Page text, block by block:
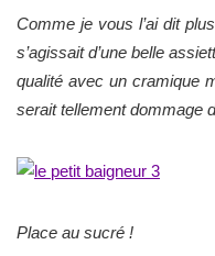
Comme je vous l’ai dit
s’agissait d’une belle
qualité avec un cramique
serait tellement dommage
Place au sucré !